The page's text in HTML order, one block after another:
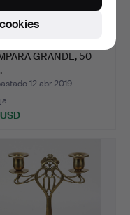
GRANDE, 50
12 abr 2019